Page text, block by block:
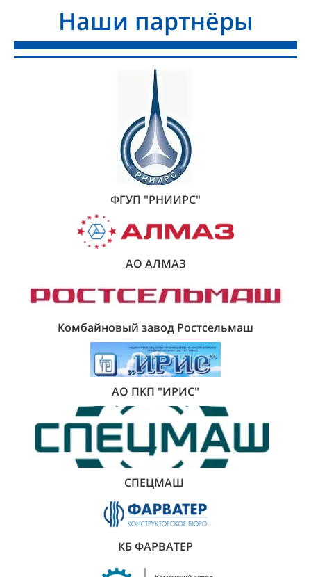
Наши партнёры
ФГУП "РНИИРС"
АО АЛМАЗ
Комбайновый завод Ростсельмаш
АО ПКП "ИРИС"
СПЕЦМАШ
КБ ФАРВАТЕР